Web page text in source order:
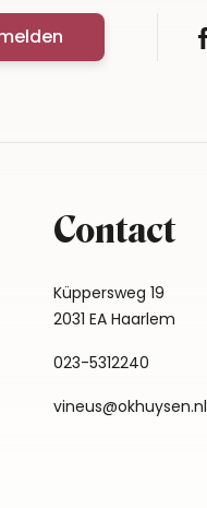
Contact
Küppersweg 19
2031 EA Haarlem
023-5312240
vineus@okhuysen.nl